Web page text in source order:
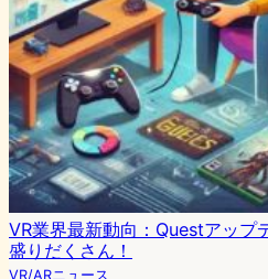
VR業界最新動向：Questアップ
盛りだくさん！
VR/ARニュース